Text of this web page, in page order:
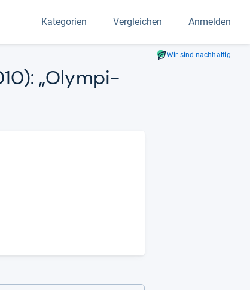
Kategorien Vergleichen Anmelden
Wir sind nachhaltig
„Olym­pi­